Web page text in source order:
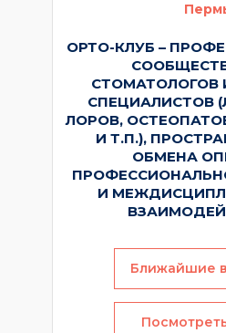
ОРТО-КЛУБ –
СТОМАТОЛОГОВ
СПЕЦИАЛИСТОВ
ЛОРОВ,
И Т.П.),
ОБМЕНА
И
Ближайшие